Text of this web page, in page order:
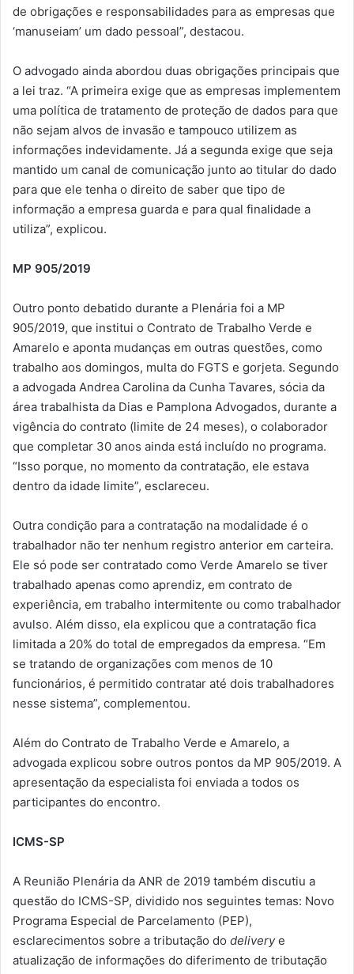
de obrigações e responsabilidades para as empresas que
‘manuseiam’ um dado pessoal”, destacou.
O advogado ainda abordou duas obrigações principais que
a lei traz. “A primeira exige que as empresas implementem
uma política de tratamento de proteção de dados para que
não sejam alvos de invasão e tampouco utilizem as
informações indevidamente. Já a segunda exige que seja
mantido um canal de comunicação junto ao titular do dado
para que ele tenha o direito de saber que tipo de
informação a empresa guarda e para qual finalidade a
utiliza”, explicou.
MP 905/2019
Outro ponto debatido durante a Plenária foi a MP
905/2019, que institui o Contrato de Trabalho Verde e
Amarelo e aponta mudanças em outras questões, como
trabalho aos domingos, multa do FGTS e gorjeta. Segundo
a advogada Andrea Carolina da Cunha Tavares, sócia da
área trabalhista da Dias e Pamplona Advogados, durante a
vigência do contrato (limite de 24 meses), o colaborador
que completar 30 anos ainda está incluído no programa.
“Isso porque, no momento da contratação, ele estava
dentro da idade limite”, esclareceu.
Outra condição para a contratação na modalidade é o
trabalhador não ter nenhum registro anterior em carteira.
Ele só pode ser contratado como Verde Amarelo se tiver
trabalhado apenas como aprendiz, em contrato de
experiência, em trabalho intermitente ou como trabalhador
avulso. Além disso, ela explicou que a contratação fica
limitada a 20% do total de empregados da empresa. “Em
se tratando de organizações com menos de 10
funcionários, é permitido contratar até dois trabalhadores
nesse sistema”, complementou.
Além do Contrato de Trabalho Verde e Amarelo, a
advogada explicou sobre outros pontos da MP 905/2019. A
apresentação da especialista foi enviada a todos os
participantes do encontro.
ICMS-SP
A Reunião Plenária da ANR de 2019 também discutiu a
questão do ICMS-SP, dividido nos seguintes temas: Novo
Programa Especial de Parcelamento (PEP),
esclarecimentos sobre a tributação do deliverye
atualização de informações do diferimento de tributação